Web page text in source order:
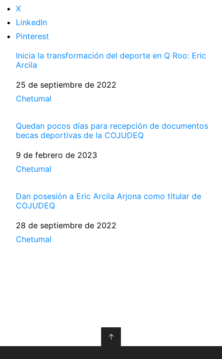
X
LinkedIn
Pinterest
Inicia la transformación del deporte en Q Roo: Eric
Arcila
Fecha
25 de septiembre de 2022
Respecto a
Chetumal
Quedan pocos días para recepción de documentos
becas deportivas de la COJUDEQ
Fecha
9 de febrero de 2023
Respecto a
Chetumal
Dan posesión a Eric Arcila Arjona como titular de
COJUDEQ
Fecha
28 de septiembre de 2022
Respecto a
Chetumal
↑